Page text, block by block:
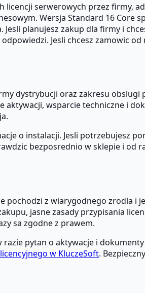
licencji serwerowych przez firmy,
Wersja Standard 16 Core
planujesz zakup dla firmy i
Jesli chcesz zamowic
dystrybucji oraz zakresu
wsparcie techniczne i
o instalacji. Jesli potrzebujesz
bezposrednio w sklepie i od
pochodzi z wiarygodnego zrodla i
jasne zasady przypisania
sa zgodne z prawem.
pytan o aktywacje i
w KluczeSoft.